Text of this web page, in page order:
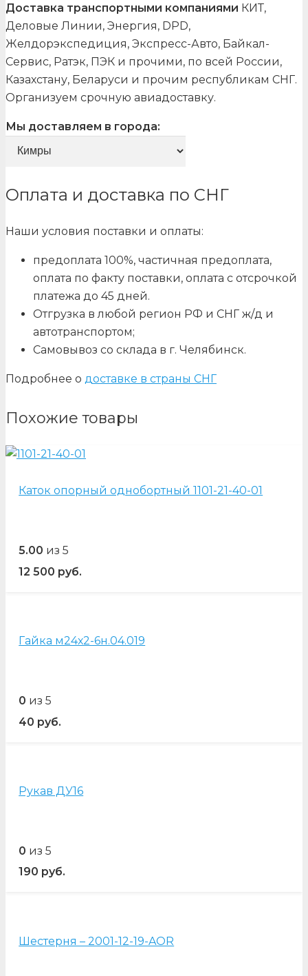
Доставка транспортными компаниями КИТ,
Деловые Линии, Энергия, DPD,
Желдорэкспедиция, Экспресс-Авто, Байкал-
Сервис, Ратэк, ПЭК и прочими, по всей России,
Казахстану, Беларуси и прочим республикам СНГ.
Организуем срочную авиадоставку.
Мы доставляем в города:
Оплата и доставка по СНГ
Наши условия поставки и оплаты:
предоплата 100%, частичная предоплата,
оплата по факту поставки, оплата с отсрочкой
платежа до 45 дней.
Отгрузка в любой регион РФ и СНГ ж/д и
автотранспортом;
Самовывоз со склада в г. Челябинск.
Подробнее о доставке в страны СНГ
Похожие товары
Каток опорный однобортный 1101-21-40-01
5.00 из 5
12 500 руб.
Гайка м24х2-6н.04.019
0 из 5
40 руб.
Рукав ДУ16
0 из 5
190 руб.
Шестерня – 2001-12-19-AOR